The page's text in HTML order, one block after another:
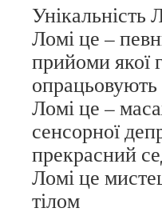
Унікальність
Ломі це –
прийоми якої
опрацьовують
Ломі це –
сенсорної
прекрасний
Ломі це
тілом